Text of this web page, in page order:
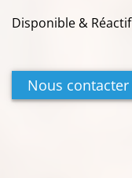
Disponible & Réactif
Nous contacter